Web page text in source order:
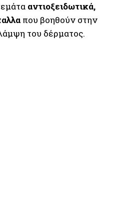
αντιοξειδωτικά,
που βοηθούν στην
του δέρματος.